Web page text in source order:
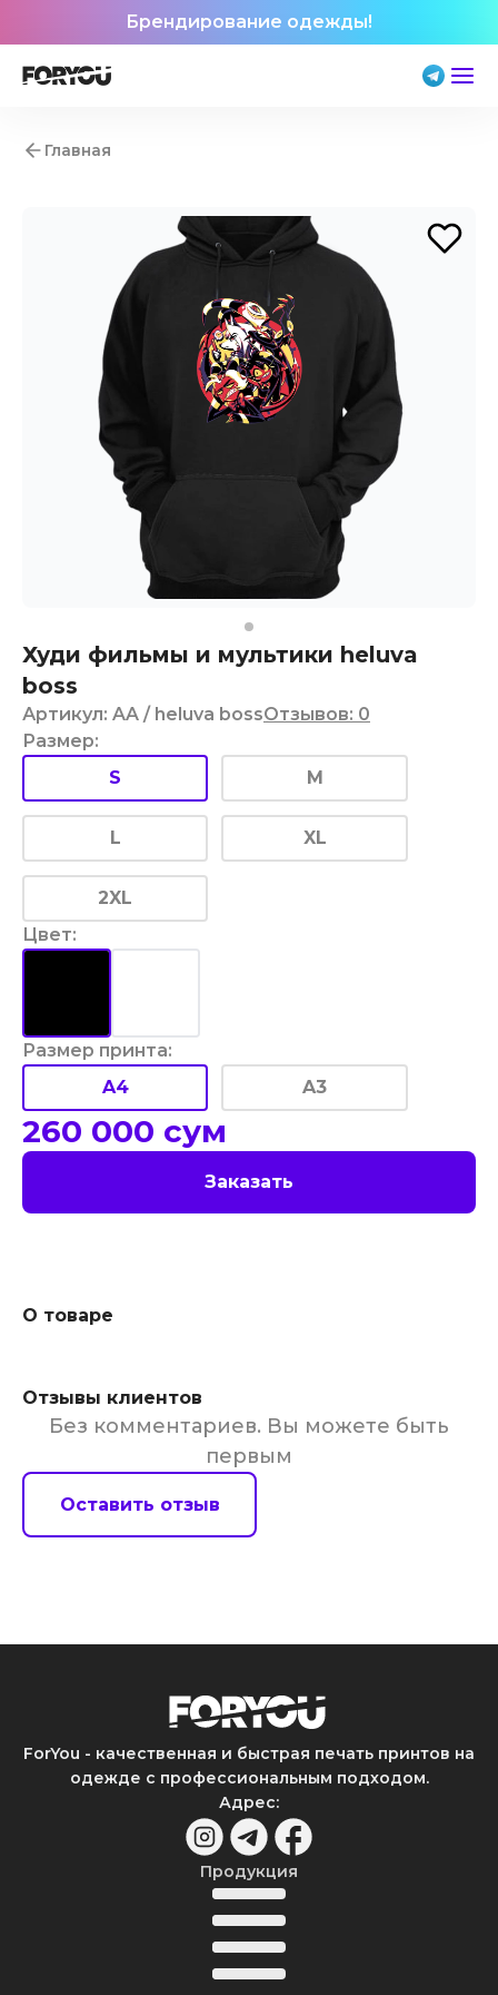
Брендирование одежды!
Главная
Худи фильмы и мультики heluva
boss
Артикул: AA / heluva bossОтзывов: 0
Размер:
S
M
L XL
2XL
Цвет:
Размер принта:
A4
A3
260 000 сум
Заказать
О товаре
Отзывы клиентов
Без комментариев. Вы можете быть
первым
Оставить отзыв
ForYou - качественная и быстрая печать принтов на
одежде с профессиональным подходом.
Адрес:
Продукция